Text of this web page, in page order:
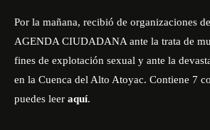
Por la mañana, recibió de organizaciones
AGENDA CIUDADANA ante la trata de
fines de explotación sexual y ante la
en la Cuenca del Alto Atoyac. Contiene 7
puedes leer aquí.